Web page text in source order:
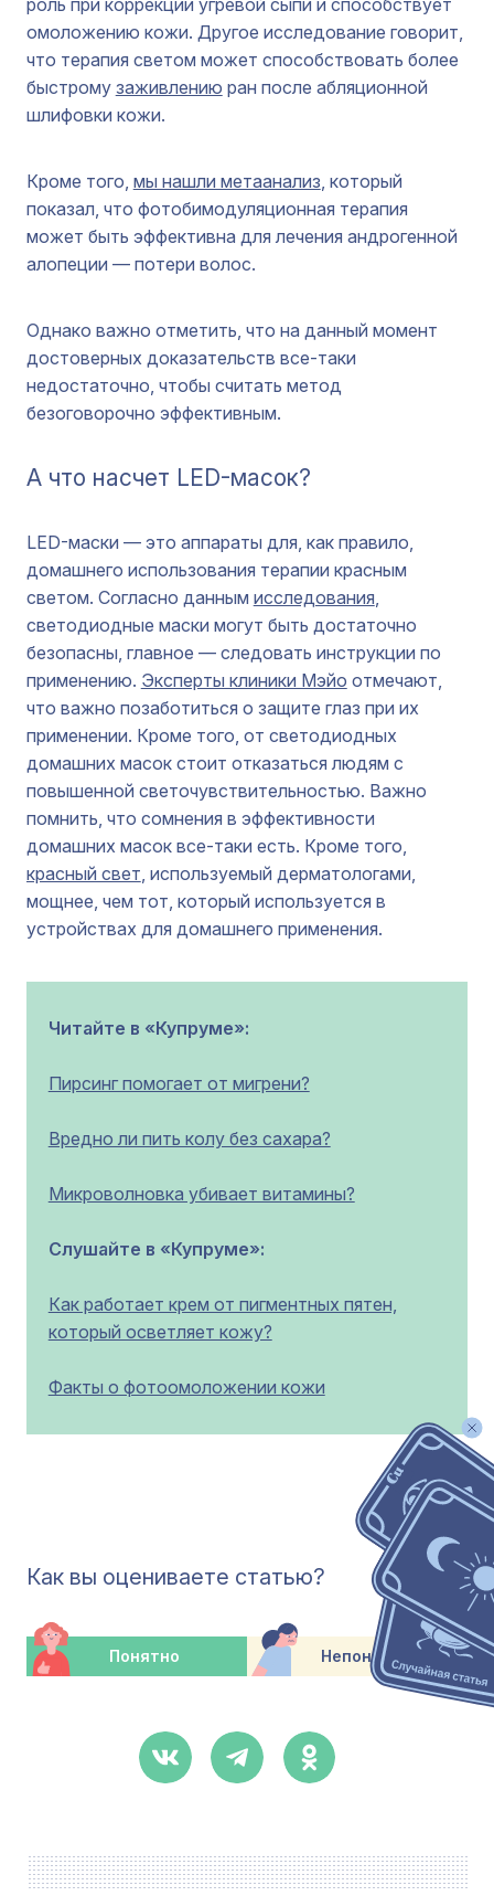
роль при коррекции угревой сыпи и способствует
омоложению кожи. Другое исследование говорит,
что терапия светом может способствовать более
быстрому заживлению ран после абляционной
шлифовки кожи.
Кроме того, мы нашли метаанализ, который
показал, что фотобимодуляционная терапия
может быть эффективна для лечения андрогенной
алопеции — потери волос.
Однако важно отметить, что на данный момент
достоверных доказательств все-таки
недостаточно, чтобы считать метод
безоговорочно эффективным.
А что насчет LED-масок?
LED-маски — это аппараты для, как правило,
домашнего использования терапии красным
светом. Согласно данным исследования,
светодиодные маски могут быть достаточно
безопасны, главное — следовать инструкции по
применению. Эксперты клиники Мэйо отмечают,
что важно позаботиться о защите глаз при их
применении. Кроме того, от светодиодных
домашних масок стоит отказаться людям с
повышенной светочувствительностью. Важно
помнить, что сомнения в эффективности
домашних масок все-таки есть. Кроме того,
красный свет, используемый дерматологами,
мощнее, чем тот, который используется в
устройствах для домашнего применения.
Читайте в «Купруме»:
Пирсинг помогает от мигрени?
Вредно ли пить колу без сахара?
Микроволновка убивает витамины?
Слушайте в «Купруме»:
Как работает крем от пигментных пятен,
который осветляет кожу?
Факты о фотоомоложении кожи
Как вы оцениваете статью?
Понятно Непонятно